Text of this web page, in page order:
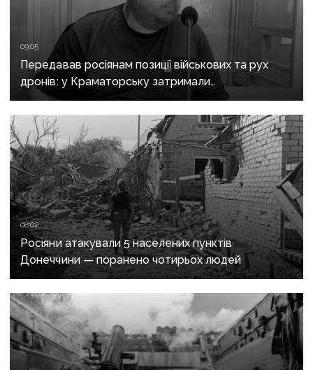
09:05
Передавав росіянам позиції військових та рух
дронів: у Краматорську затримали
адміністратора Telegram-каналу
08:02
Росіяни атакували 5 населених пунктів
Донеччини — поранено чотирьох людей